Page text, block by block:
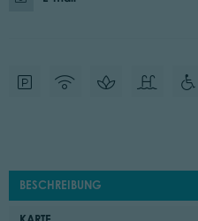
BESCHREIBUNG